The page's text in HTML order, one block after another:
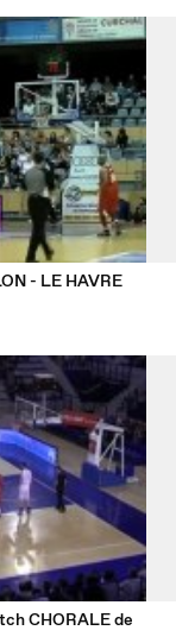
- LE HAVRE
CHORALE de